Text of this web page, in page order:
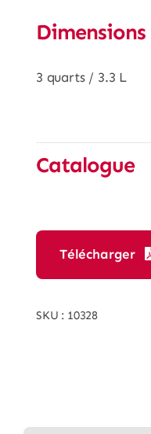
Dimensions
3 quarts / 3.3 L
Catalogue
Télécharger
SKU : 10328